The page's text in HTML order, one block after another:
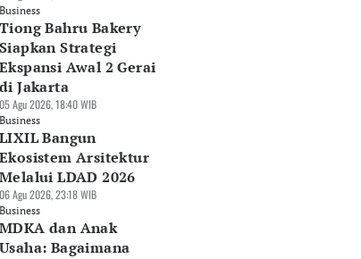
Business
Tiong Bahru Bakery
Siapkan Strategi
Ekspansi Awal 2 Gerai
di Jakarta
05 Agu 2026, 18:40 WIB
Business
LIXIL Bangun
Ekosistem Arsitektur
Melalui LDAD 2026
06 Agu 2026, 23:18 WIB
Business
MDKA dan Anak
Usaha: Bagaimana